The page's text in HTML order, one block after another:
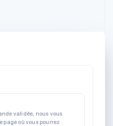
validée, nous vous
page où vous pourrez